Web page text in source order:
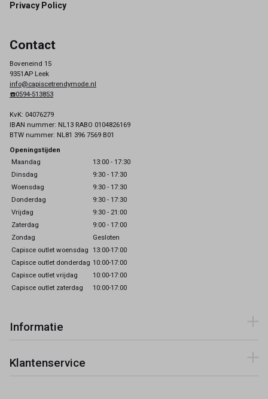
Privacy Policy
Contact
Boveneind 15
9351AP Leek
info@capiscetrendymode.nl
☎️0594-513853
KvK: 04076279
IBAN nummer: NL13 RABO 0104826169
BTW nummer: NL81 396 7569 B01
Openingstijden
Maandag
13:00 - 17:30
Dinsdag
9:30 - 17:30
Woensdag
9:30 - 17:30
Donderdag
9:30 - 17:30
Vrijdag
9:30 - 21:00
Zaterdag
9:00 - 17:00
Zondag
Gesloten
Capisce outlet woensdag 13:00-17:00
Capisce outlet donderdag 10:00-17:00
Capisce outlet vrijdag
10:00-17:00
Capisce outlet zaterdag
10:00-17:00
Informatie
Klantenservice